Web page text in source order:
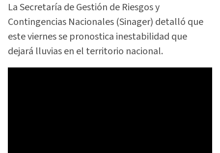
La Secretaría de Gestión de Riesgos y
Contingencias Nacionales (Sinager) detalló que
este viernes se pronostica inestabilidad que
dejará lluvias en el territorio nacional.